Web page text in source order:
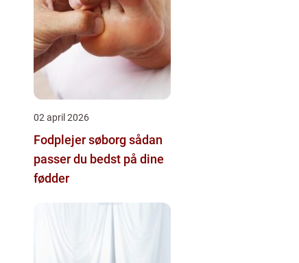
02 april 2026
Fodplejer søborg sådan
passer du bedst på dine
fødder